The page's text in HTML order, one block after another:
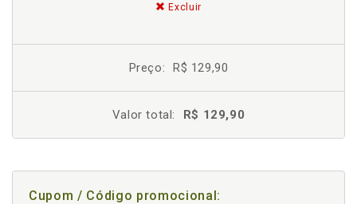
Excluir
Preço: R$ 129,90
Valor total: R$ 129,90
Cupom / Código promocional: